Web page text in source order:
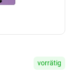
vorrätig